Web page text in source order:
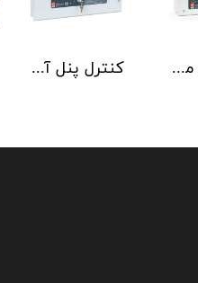
کنترل پنل آدرس پذیر C-TEC سری XFP دو لوپ 32 زون کنترل پنل متعارف C-TEC سری CFP 8 Zone